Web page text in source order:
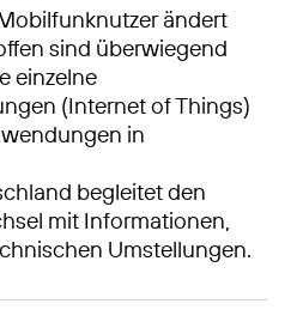
ändert
sind überwiegend
einzelne
(Internet of Things)
in
begleitet den
mit Informationen,
Umstellungen.